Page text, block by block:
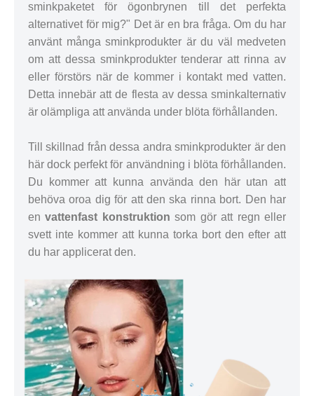
sminkpaketet för ögonbrynen till det perfekta
alternativet för mig?" Det är en bra fråga. Om du har
använt många sminkprodukter är du väl medveten
om att dessa sminkprodukter tenderar att rinna av
eller förstörs när de kommer i kontakt med vatten.
Detta innebär att de flesta av dessa sminkalternativ
är olämpliga att använda under blöta förhållanden.
Till skillnad från dessa andra sminkprodukter är den
här dock perfekt för användning i blöta förhållanden.
Du kommer att kunna använda den här utan att
behöva oroa dig för att den ska rinna bort. Den har
envattenfast konstruktion som gör att regn eller
svett inte kommer att kunna torka bort den efter att
du har applicerat den.